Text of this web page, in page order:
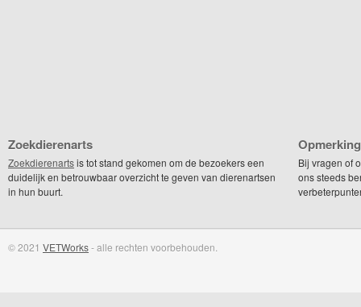
Zoekdierenarts
Zoekdierenartsis tot stand gekomen om de bezoekers een
duidelijk en betrouwbaar overzicht te geven van dierenartsen
in hun buurt.
Bij vragen of
ons steeds
© 2021 VETWorks- alle rechten voorbehouden.